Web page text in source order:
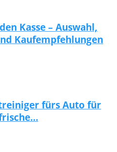
Kasse – Auswahl,
Kaufempfehlungen
fürs Auto für